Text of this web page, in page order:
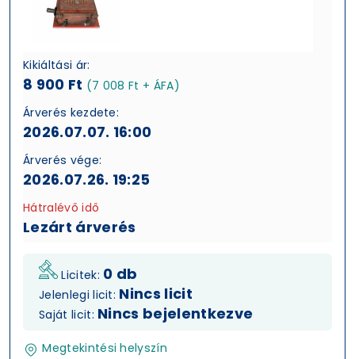
Kikiáltási ár:
8 900 Ft (7 008 Ft + ÁFA)
Árverés kezdete:
2026.07.07. 16:00
Árverés vége:
2026.07.26. 19:25
Hátralévő idő
Lezárt árverés
Licitek: 0 db
Jelenlegi licit: Nincs licit
Saját licit: Nincs bejelentkezve
Megtekintési helyszín